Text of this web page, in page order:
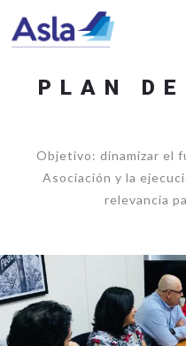
PLAN
Objetivo: dinamizar el
Asociación y la
relevancia